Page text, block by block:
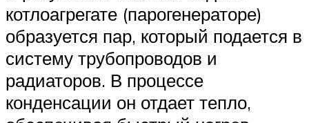
котлоагрегате (парогенераторе)
образуется пар, который подается в
систему трубопроводов и
радиаторов. В процессе
конденсации он отдает тепло,